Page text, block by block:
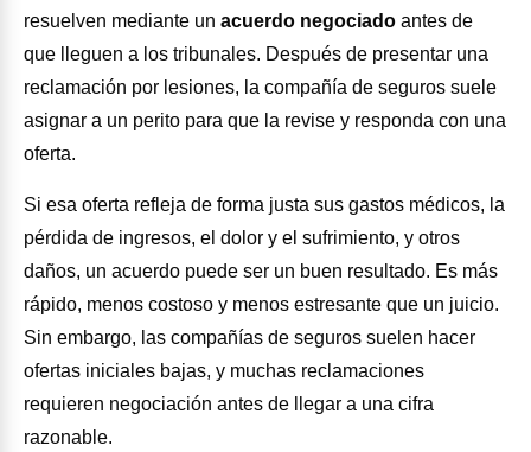
resuelven mediante un acuerdo negociado antes de
que lleguen a los tribunales. Después de presentar una
reclamación por lesiones, la compañía de seguros suele
asignar a un perito para que la revise y responda con una
oferta.
Si esa oferta refleja de forma justa sus gastos médicos, la
pérdida de ingresos, el dolor y el sufrimiento, y otros
daños, un acuerdo puede ser un buen resultado. Es más
rápido, menos costoso y menos estresante que un juicio.
Sin embargo, las compañías de seguros suelen hacer
ofertas iniciales bajas, y muchas reclamaciones
requieren negociación antes de llegar a una cifra
razonable.